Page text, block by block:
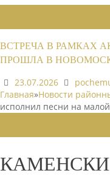
ВСТРЕЧА В РАМКАХ
ПРОШЛА В
23.07.2026
Главная»Новости
исполнил песни на